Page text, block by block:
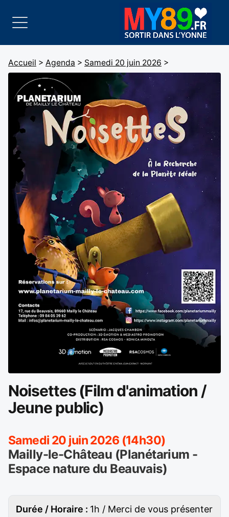
Accueil > Agenda > Samedi 20 juin 2026 >
Noisettes (Film d'animation /
Jeune public)
Samedi 20 juin 2026 (14h30)
Mailly-le-Château (Planétarium -
Espace nature du Beauvais)
Durée / Horaire : 1h / Merci de vous présenter